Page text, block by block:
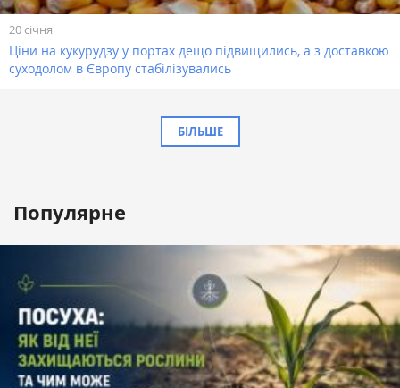
20 січня
Ціни на кукурудзу у портах дещо підвищились, а з доставкою
суходолом в Європу стабілізувались
БІЛЬШЕ
Популярне